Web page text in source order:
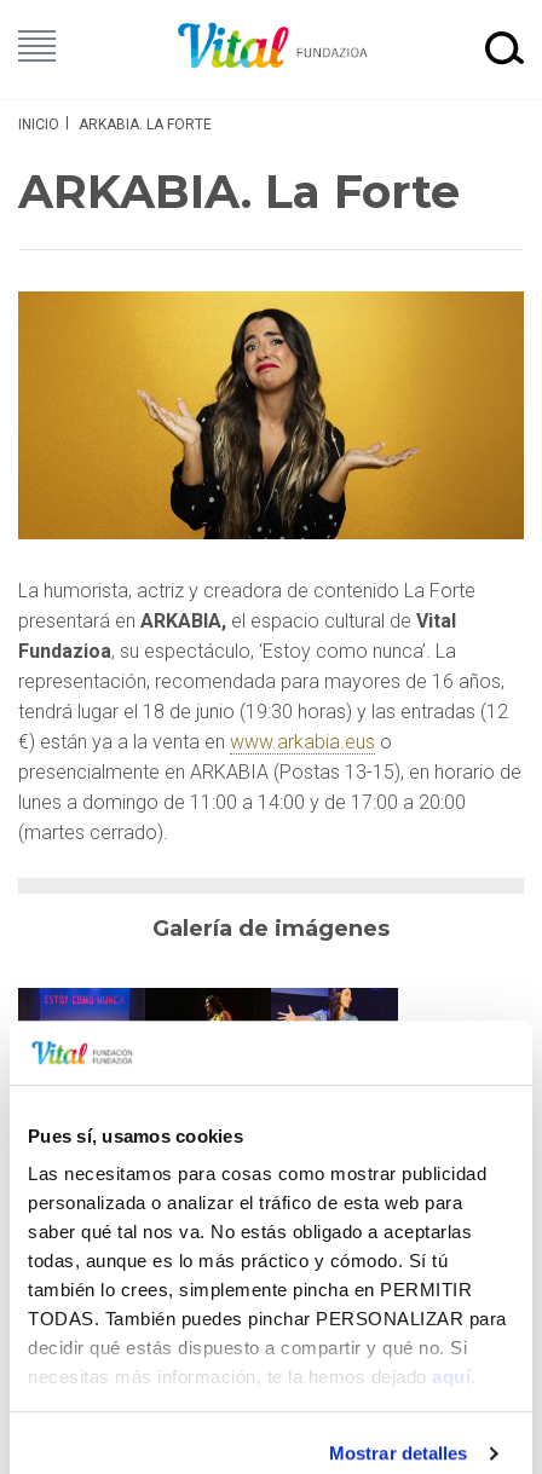
Pues sí, usamos cookies
Las necesitamos para cosas como mostrar publicidad
personalizada o analizar el tráfico de esta web para
saber qué tal nos va. No estás obligado a aceptarlas
todas, aunque es lo más práctico y cómodo. Sí tú
también lo crees, simplemente pincha en PERMITIR
TODAS. También puedes pinchar PERSONALIZAR para
decidir qué estás dispuesto a compartir y qué no. Si
necesitas más información, te la hemos dejado aquí.
Mostrar detalles
INICIO ARKABIA. LA FORTE
ARKABIA. La Forte
La humorista, actriz y creadora de contenido La Forte
presentará en ARKABIA, el espacio cultural de Vital
Fundazioa, su espectáculo, ‘Estoy como nunca’. La
representación, recomendada para mayores de 16 años,
tendrá lugar el 18 de junio (19:30 horas) y las entradas (12
€) están ya a la venta en www.arkabia.eus o
presencialmente en ARKABIA (Postas 13-15), en horario de
lunes a domingo de 11:00 a 14:00 y de 17:00 a 20:00
(martes cerrado).
Galería de imágenes
NP - ARKABIA - LA FORTE
Vital por Álava - Agosto 2026
CórrELA 2026
Jaibus - La Blanca y agosto 2026
MÁS NOTICIAS